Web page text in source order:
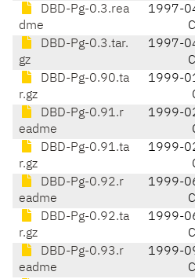
DBD-Pg-0.3.rea
dme
1997-
DBD-Pg-0.3.tar.
gz
1997-
DBD-Pg-0.90.ta
r.gz
1999-
DBD-Pg-0.91.r
eadme
1999-
DBD-Pg-0.91.ta
r.gz
1999-
DBD-Pg-0.92.r
eadme
1999-
DBD-Pg-0.92.ta
r.gz
1999-
DBD-Pg-0.93.r
eadme
1999-